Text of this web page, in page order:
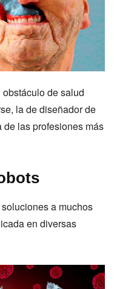
de salud
la de diseñador de
las profesiones más
a muchos
en diversas